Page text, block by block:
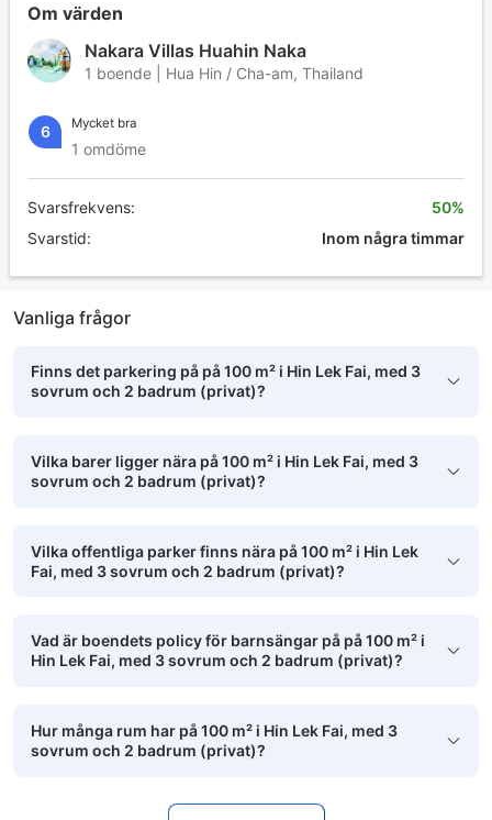
Om värden
Nakara Villas Huahin Naka
1 boende | Hua Hin / Cha-am, Thailand
6 Mycket bra
1 omdöme
Svarsfrekvens:
Svarstid:
50%
Inom några timmar
Vanliga frågor
Finns det parkering på på 100 m² i Hin Lek Fai, med 3
sovrum och 2 badrum (privat)?
Vilka barer ligger nära på 100 m² i Hin Lek Fai, med 3
sovrum och 2 badrum (privat)?
Vilka offentliga parker finns nära på 100 m² i Hin Lek
Fai, med 3 sovrum och 2 badrum (privat)?
Vad är boendets policy för barnsängar på på 100 m² i
Hin Lek Fai, med 3 sovrum och 2 badrum (privat)?
Hur många rum har på 100 m² i Hin Lek Fai, med 3
sovrum och 2 badrum (privat)?